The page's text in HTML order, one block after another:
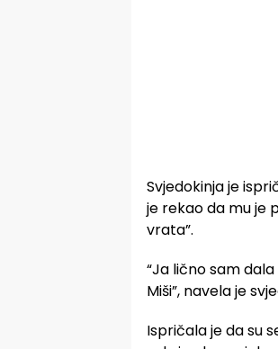
Svjedokinja je
je rekao da mu je
vrata”.
“Ja lično sam
Miši”, navela je
Ispričala je da su